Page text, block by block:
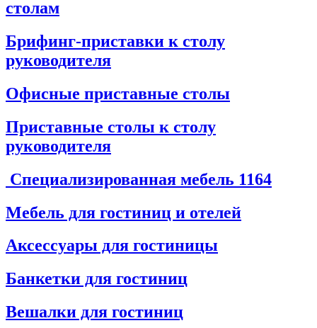
столам
Брифинг-приставки к столу
руководителя
Офисные приставные столы
Приставные столы к столу
руководителя
Специализированная мебель 1164
Мебель для гостиниц и отелей
Аксессуары для гостиницы
Банкетки для гостиниц
Вешалки для гостиниц